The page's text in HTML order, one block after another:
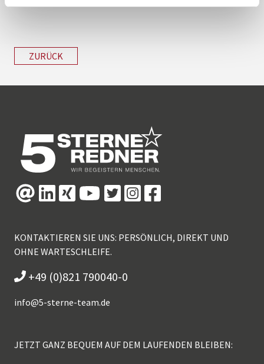
ZURÜCK
KONTAKTIEREN SIE UNS: PERSÖNLICH, DIREKT UND
OHNE WARTESCHLEIFE.
+49 (0)821 790040-0
info@5-sterne-team.de
JETZT GANZ BEQUEM AUF DEM LAUFENDEN BLEIBEN: